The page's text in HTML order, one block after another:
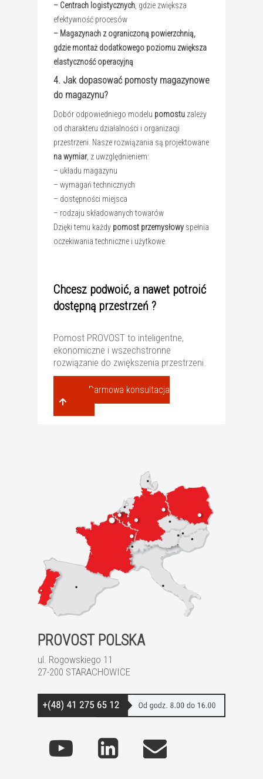
– Centrach logistycznych, gdzie zwiększa
efektywność procesów
– Magazynach z ograniczoną powierzchnią,
gdzie montaż dodatkowego poziomu zwiększa
elastyczność operacyjną
4. Jak dopasować pomosty magazynowe
do magazynu?
Dobór odpowiedniego modelu pomostu zależy
od charakteru działalności i organizacji
przestrzeni. Nasze rozwiązania są projektowane
na wymiar, z uwzględnieniem:
– układu magazynu
– wymagań technicznych
– dostępności miejsca
– rodzaju składowanych towarów
Dzięki temu każdypomost przemysłowy spełnia
oczekiwania techniczne i użytkowe.
Chcesz podwoić, a nawet potroić
dostępną przestrzeń ?
Pomost PROVOST to inteligentne,
ekonomiczne i wszechstronne
rozwiązanie do zwiększenia przestrzeni.
Darmowa konsultacja
PROVOST POLSKA
ul. Rogowskiego 11
27-200 STARACHOWICE